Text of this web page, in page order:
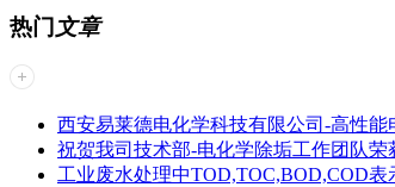
热门文章
西安易莱德电化学科技有限公司-高性
祝贺我司技术部-电化学除垢工作团队荣
工业废水处理中TOD,TOC,BOD,COD